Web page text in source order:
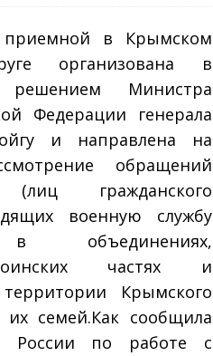
приемной в Крымском
организована в
решением Министра
Федерации генерала
и направлена на
обращений
(лиц гражданского
военную службу
в объединениях,
частях и
Крымского
их семей.Как сообщила
России по работе с